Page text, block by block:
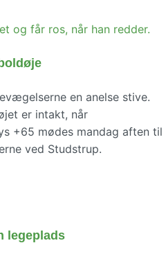
en anelse stive.
er intakt, når
+65 mødes mandag aften til
ved Studstrup.
legeplads